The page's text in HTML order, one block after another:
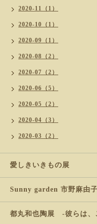
2020-11（1）
2020-10（1）
2020-09（1）
2020-08（2）
2020-07（2）
2020-06（5）
2020-05（2）
2020-04（3）
2020-03（2）
愛しきいきもの展
Sunny garden 市野麻由
都丸和也陶展 -彼らは、